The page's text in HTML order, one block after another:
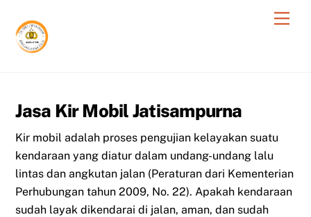
content
Jasa Kir Mobil Jatisampurna
Kir mobil adalah proses pengujian kelayakan suatu
kendaraan yang diatur dalam undang-undang lalu
lintas dan angkutan jalan (Peraturan dari Kementerian
Perhubungan tahun 2009, No. 22). Apakah kendaraan
sudah layak dikendarai di jalan, aman, dan sudah